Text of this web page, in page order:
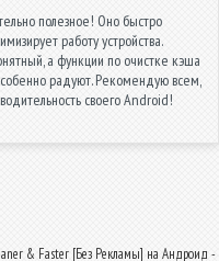
полезное! Оно быстро
работу устройства.
а функции по очистке кэша
радуют. Рекомендую всем,
своего Android!
& Faster [Без Рекламы] на Андроид -